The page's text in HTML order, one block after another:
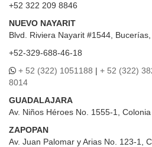
+52 322 209 8846
NUEVO NAYARIT
Blvd.
Riviera Nayarit #1544, Bucerías,
+52-329-688-46-18
+ 52 (322) 1051188 | + 52 (322)
8014
GUADALAJARA
Av. Niños Héroes No. 1555-1, Colonia
ZAPOPAN
Av. Juan Palomar y Arias No. 123-1,